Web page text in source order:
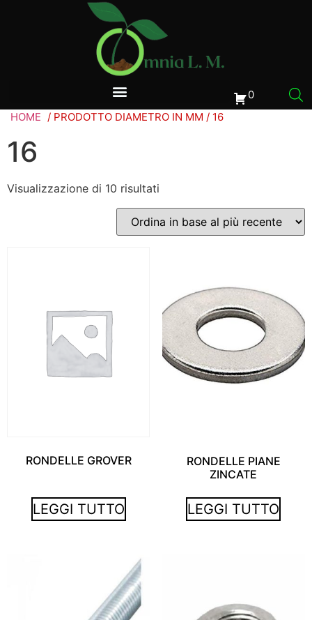
0
HOME / PRODOTTO DIAMETRO IN MM / 16
16
Visualizzazione di 10 risultati
RONDELLE GROVER
LEGGI TUTTO
RONDELLE PIANE
ZINCATE
LEGGI TUTTO